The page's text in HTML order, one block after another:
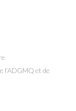
l’ADGMQ et de